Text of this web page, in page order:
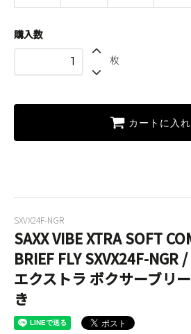
購入数
枚
カートに入
SXVX24F-NGR
SAXX VIBE XTRA SOFT
BRIEF FLY SXVX24F-NGR
エクストラ ボクサーブリ
き